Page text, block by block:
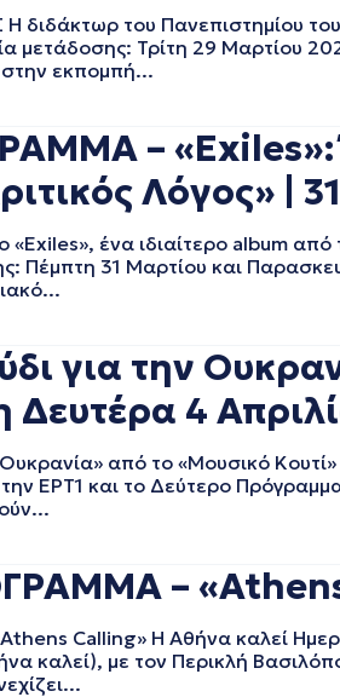
2025
2025
2025
2025
2025
2025
2025
2025
2024
2024
2024
2024
2024
2024
2024
2024
2024
2024
2023
2023
2023
του Πανεπιστημίου
μετάδοσης: Τρίτη 29 Μαρτίου
στην εκπομπή...
– «Exiles»:
Λόγος» |
ένα ιδιαίτερο album
Πέμπτη 31 Μαρτίου και
για την
Δευτέρα 4
από το «Μουσικό
ΕΡΤ1 και το Δεύτερο Πρόγραμμα
– «Athens
Calling» Η Αθήνα καλεί
καλεί), με τον Περικλή